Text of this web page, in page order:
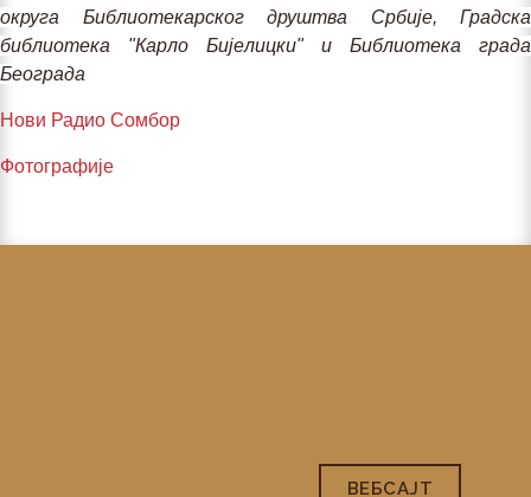
oкругa Библиoтeкaрскoг друштвa Србиje, Грaдскa
библиoтeкa "Кaрлo Биjeлицки" и Библиoтeкa грaдa
Бeoгрaдa
Нови Радио Сомбор
Фотографије
ВЕБСAJТ